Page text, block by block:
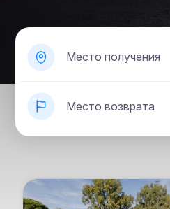
Место получения
Место возврата